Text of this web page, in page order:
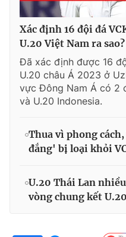
Xác định 16 đội đá
U.20 Việt Nam ra sao?
Đã xác định được 16
U.20 châu Á 2023 ở
vực Đông Nam Á có 2
và U.20 Indonesia.
Thua vì phong
đắng' bị loại khỏi
U.20 Thái Lan
vòng chung kết